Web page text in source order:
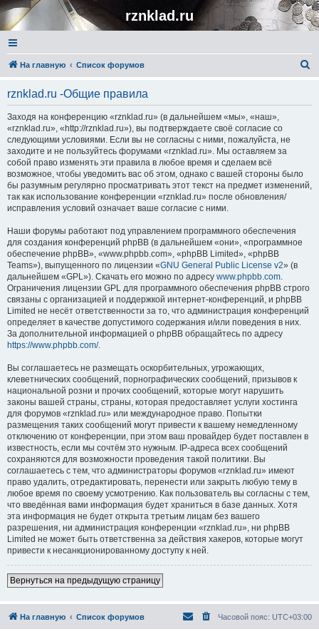
rznklad.ru
На главную Список форумов
rznklad.ru -Общие правила
Заходя на конференцию «rznklad.ru» (в дальнейшем «мы», «наш»,
«rznklad.ru», «http://rznklad.ru»), вы подтверждаете своё согласие со
следующими условиями. Если вы не согласны с ними, пожалуйста, не
заходите и не пользуйтесь форумами «rznklad.ru». Мы оставляем за
собой право изменять эти правила в любое время и сделаем всё
возможное, чтобы уведомить вас об этом, однако с вашей стороны было
бы разумным регулярно просматривать этот текст на предмет изменений,
так как использование конференции «rznklad.ru» после обновления/
исправления условий означает ваше согласие с ними.
Наши форумы работают под управлением программного обеспечения
для создания конференций phpBB (в дальнейшем «они», «программное
обеспечение phpBB», «www.phpbb.com», «phpBB Limited», «phpBB
Teams»), выпущенного по лицензии «GNU General Public License v2» (в
дальнейшем «GPL»). Скачать его можно по адресу www.phpbb.com.
Ограничения лицензии GPL для программного обеспечения phpBB строго
связаны с организацией и поддержкой интернет-конференций, и phpBB
Limited не несёт ответственности за то, что администрация конференций
определяет в качестве допустимого содержания и/или поведения в них.
За дополнительной информацией о phpBB обращайтесь по адресу
https://www.phpbb.com/.
Вы соглашаетесь не размещать оскорбительных, угрожающих,
клеветнических сообщений, порнографических сообщений, призывов к
национальной розни и прочих сообщений, которые могут нарушить
законы вашей страны, страны, которая предоставляет услуги хостинга
для форумов «rznklad.ru» или международное право. Попытки
размещения таких сообщений могут привести к вашему немедленному
отключению от конференции, при этом ваш провайдер будет поставлен в
известность, если мы сочтём это нужным. IP-адреса всех сообщений
сохраняются для возможности проведения такой политики. Вы
соглашаетесь с тем, что администраторы форумов «rznklad.ru» имеют
право удалить, отредактировать, перенести или закрыть любую тему в
любое время по своему усмотрению. Как пользователь вы согласны с тем,
что введённая вами информация будет храниться в базе данных. Хотя
эта информация не будет открыта третьим лицам без вашего
разрешения, ни администрация конференции «rznklad.ru», ни phpBB
Limited не может быть ответственна за действия хакеров, которые могут
привести к несанкционированному доступу к ней.
Вернуться на предыдущую страницу
На главную Список форумов Часовой пояс: UTC+03:00